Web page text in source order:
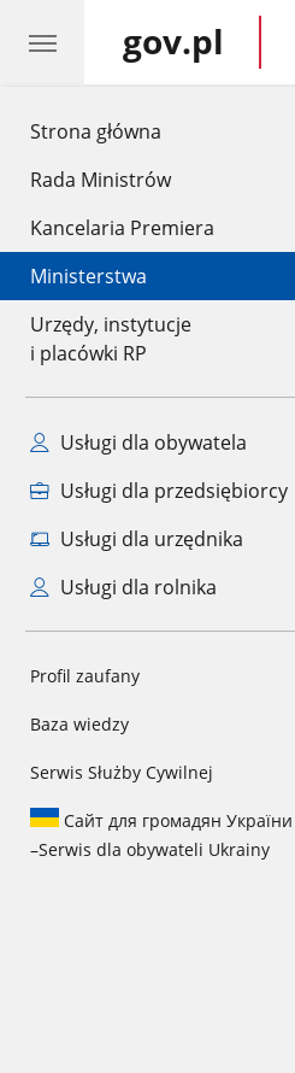
Strona główna
Rada Ministrów
Kancelaria Premiera
Ministerstwa
Urzędy, instytucje
i placówki RP
Usługi dla obywatela
Usługi dla przedsiębiorcy
Usługi dla urzędnika
Usługi dla rolnika
Profil zaufany
Baza wiedzy
Serwis Służby Cywilnej
Сайт для громадян України
–Serwis dla obywateli Ukrainy
gov.pl